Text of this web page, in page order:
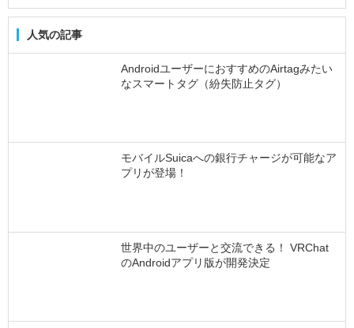
人気の記事
AndroidユーザーにおすすめのAirtagみたい
なスマートタグ（紛失防止タグ）
モバイルSuicaへの銀行チャージが可能なア
プリが登場！
世界中のユーザーと交流できる！ VRChat
のAndroidアプリ版が開発決定